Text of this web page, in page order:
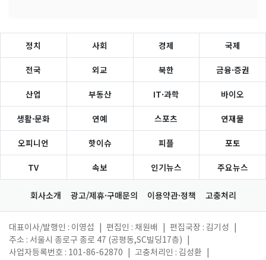
정치 사회 경제 국제
전국 외교 북한 금융·증권
산업 부동산 IT·과학 바이오
생활·문화 연예 스포츠 연재물
오피니언 핫이슈 피플 포토
TV 속보 인기뉴스 주요뉴스
회사소개 광고/제휴·구매문의 이용약관·정책 고충처리
대표이사/발행인 : 이영섭 편집인 : 채원배 편집국장 : 김기성
주소 : 서울시 종로구 종로 47 (공평동,SC빌딩17층)
사업자등록번호 : 101-86-62870
고충처리인 : 김성환